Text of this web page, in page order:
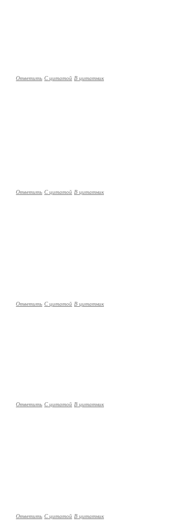
Ответить С цитатой В цитатник
Ответить С цитатой В цитатник
Ответить С цитатой В цитатник
Ответить С цитатой В цитатник
Ответить С цитатой В цитатник